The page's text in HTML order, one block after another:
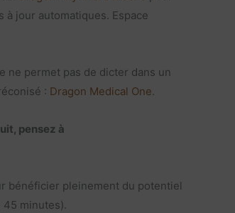
jour automatiques. Espace
ne permet pas de dicter dans un
: Dragon Medical One
pensez à
bénéficier pleinement du potentiel
minutes).